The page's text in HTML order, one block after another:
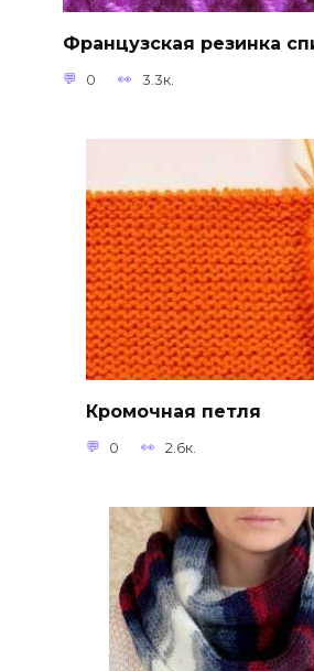
Французская резинка
0 3.3к.
Кромочная петля
0 2.6к.